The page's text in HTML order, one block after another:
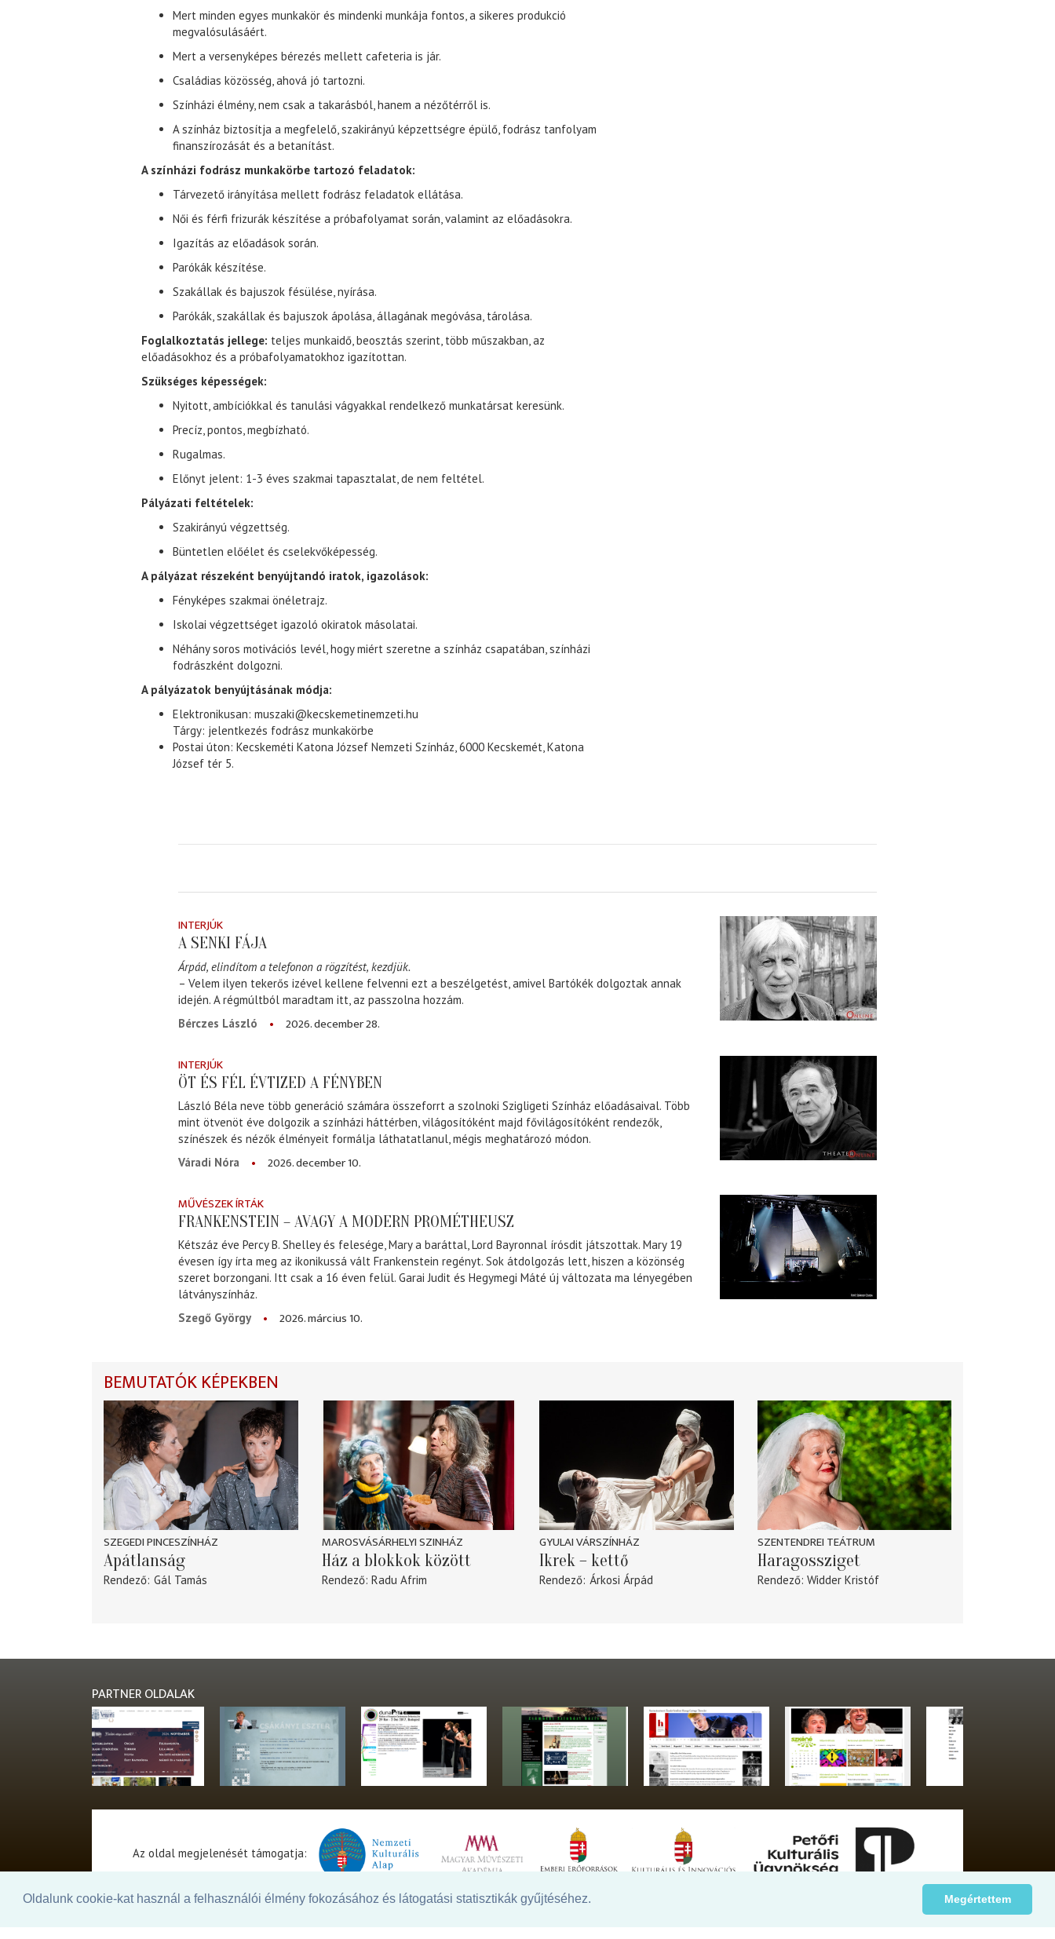
Oldalunk cookie-kat használ a felhasználói élmény fokozásához és látogatási statisztikák gyűjtéséhez. Megértettem
Mert minden egyes munkakör és mindenki munkája fontos, a sikeres produkció
megvalósulásáért.
Mert a versenyképes bérezés mellett cafeteria is jár.
Családias közösség, ahová jó tartozni.
Színházi élmény, nem csak a takarásból, hanem a nézőtérről is.
A színház biztosítja a megfelelő, szakirányú képzettségre épülő, fodrász tanfolyam
finanszírozását és a betanítást.
A színházi fodrász munkakörbe tartozó feladatok:
Tárvezető irányítása mellett fodrász feladatok ellátása.
Női és férfi frizurák készítése a próbafolyamat során, valamint az előadásokra.
Igazítás az előadások során.
Parókák készítése.
Szakállak és bajuszok fésülése, nyírása.
Parókák, szakállak és bajuszok ápolása, állagának megóvása, tárolása.
Foglalkoztatás jellege: teljes munkaidő, beosztás szerint, több műszakban, az
előadásokhoz és a próbafolyamatokhoz igazítottan.
Szükséges képességek:
Nyitott, ambíciókkal és tanulási vágyakkal rendelkező munkatársat keresünk.
Precíz, pontos, megbízható.
Rugalmas.
Előnyt jelent: 1-3 éves szakmai tapasztalat, de nem feltétel.
Pályázati feltételek:
Szakirányú végzettség.
Büntetlen előélet és cselekvőképesség.
A pályázat részeként benyújtandó iratok, igazolások:
Fényképes szakmai önéletrajz.
Iskolai végzettséget igazoló okiratok másolatai.
Néhány soros motivációs levél, hogy miért szeretne a színház csapatában, színházi
fodrászként dolgozni.
A pályázatok benyújtásának módja:
Elektronikusan: muszaki@kecskemetinemzeti.hu
Tárgy: jelentkezés fodrász munkakörbe
Postai úton: Kecskeméti Katona József Nemzeti Színház, 6000 Kecskemét, Katona
József tér 5.
INTERJÚK
A SENKI FÁJA
Árpád, elindítom a telefonon a rögzítést, kezdjük.
– Velem ilyen tekerős izével kellene felvenni ezt a beszélgetést, amivel Bartókék dolgoztak annak
idején. A régmúltból maradtam itt, az passzolna hozzám.
Bérczes László
2026. december 28.
INTERJÚK
ÖT ÉS FÉL ÉVTIZED A FÉNYBEN
László Béla neve több generáció számára összeforrt a szolnoki Szigligeti Színház előadásaival. Több
mint ötvenöt éve dolgozik a színházi háttérben, világosítóként majd fővilágosítóként rendezők,
színészek és nézők élményeit formálja láthatatlanul, mégis meghatározó módon.
Váradi Nóra
2026. december 10.
MŰVÉSZEK ÍRTÁK
FRANKENSTEIN – AVAGY A MODERN PROMÉTHEUSZ
Kétszáz éve Percy B. Shelley és felesége, Mary a baráttal, Lord Bayronnal írósdit játszottak. Mary 19
évesen így írta meg az ikonikussá vált Frankenstein regényt. Sok átdolgozás lett, hiszen a közönség
szeret borzongani. Itt csak a 16 éven felül. Garai Judit és Hegymegi Máté új változata ma lényegében
látványszínház.
Szegő György
2026. március 10.
BEMUTATÓK KÉPEKBEN
SZEGEDI PINCESZÍNHÁZ
Apátlanság
Rendező Gál Tamás
MAROSVÁSÁRHELYI SZINHÁZ
Ház a blokkok között
Rendező Radu Afrim
GYULAI VÁRSZÍNHÁZ
Ikrek – kettő
Rendező Árkosi Árpád
SZENTENDREI TEÁTRUM
Haragossziget
Rendező Widder Kristóf
PARTNER OLDALAK
Az oldal megjelenését támogatja: